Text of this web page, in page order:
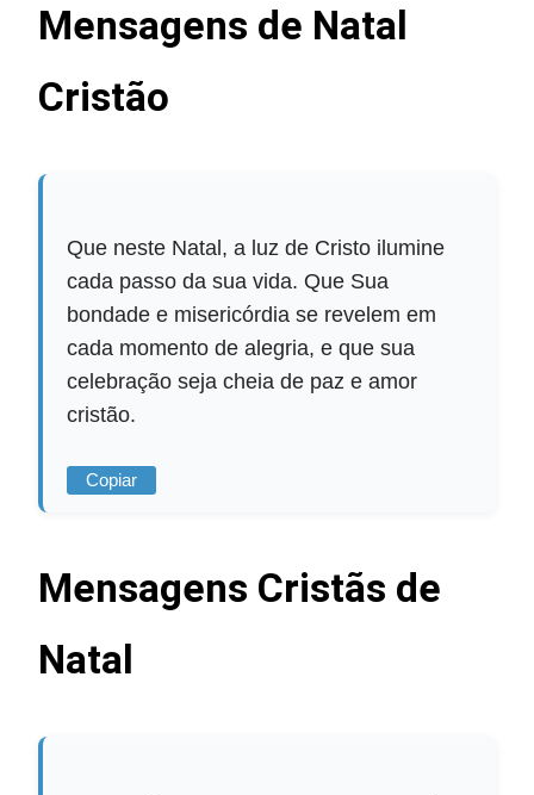
Mensagens de Natal
Cristão
Que neste Natal, a luz de Cristo ilumine
cada passo da sua vida. Que Sua
bondade e misericórdia se revelem em
cada momento de alegria, e que sua
celebração seja cheia de paz e amor
cristão.
Copiar
Mensagens Cristãs de
Natal